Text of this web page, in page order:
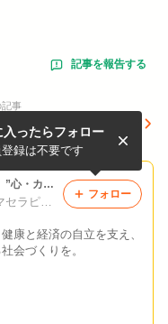
記事を報告する
記事
「運」は待つものじゃない
【Web集客✕アロマセラピスト】 ”心・カラダ・経済”の健康を大切にするリンパケアサロン 京都・城陽
【Web集客を取り入れるアロマセラピスト】 “経済的な健康”も叶えるリンパケアサロン 京都・城陽｜Mei｜ドテラ｜ムサシグループ
康と経済の自立を支え、
会づくりを。
入ったらフォロー
録は不要です
フォロー